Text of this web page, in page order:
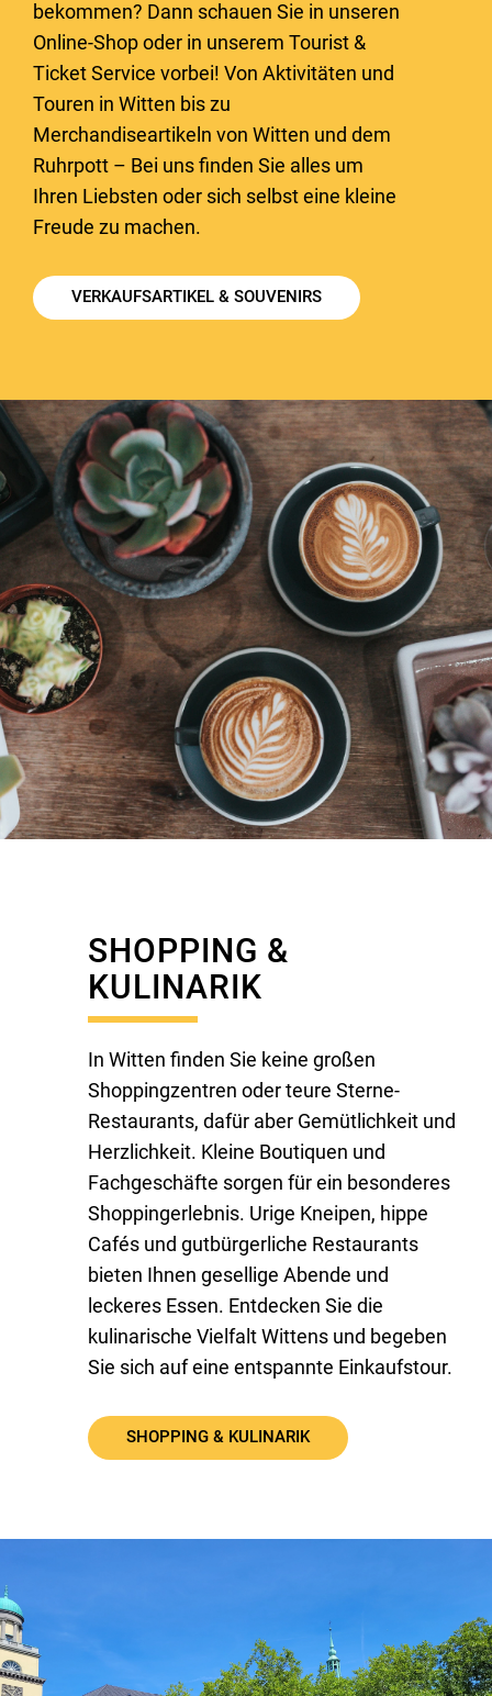
bekommen? Dann schauen Sie in unseren
Online-Shop oder in unserem Tourist &
Ticket Service vorbei! Von Aktivitäten und
Touren in Witten bis zu
Merchandiseartikeln von Witten und dem
Ruhrpott – Bei uns finden Sie alles um
Ihren Liebsten oder sich selbst eine kleine
Freude zu machen.
VERKAUFSARTIKEL & SOUVENIRS
SHOPPING &
KULINARIK
In Witten finden Sie keine großen
Shoppingzentren oder teure Sterne-
Restaurants, dafür aber Gemütlichkeit und
Herzlichkeit. Kleine Boutiquen und
Fachgeschäfte sorgen für ein besonderes
Shoppingerlebnis. Urige Kneipen, hippe
Cafés und gutbürgerliche Restaurants
bieten Ihnen gesellige Abende und
leckeres Essen. Entdecken Sie die
kulinarische Vielfalt Wittens und begeben
Sie sich auf eine entspannte Einkaufstour.
SHOPPING & KULINARIK